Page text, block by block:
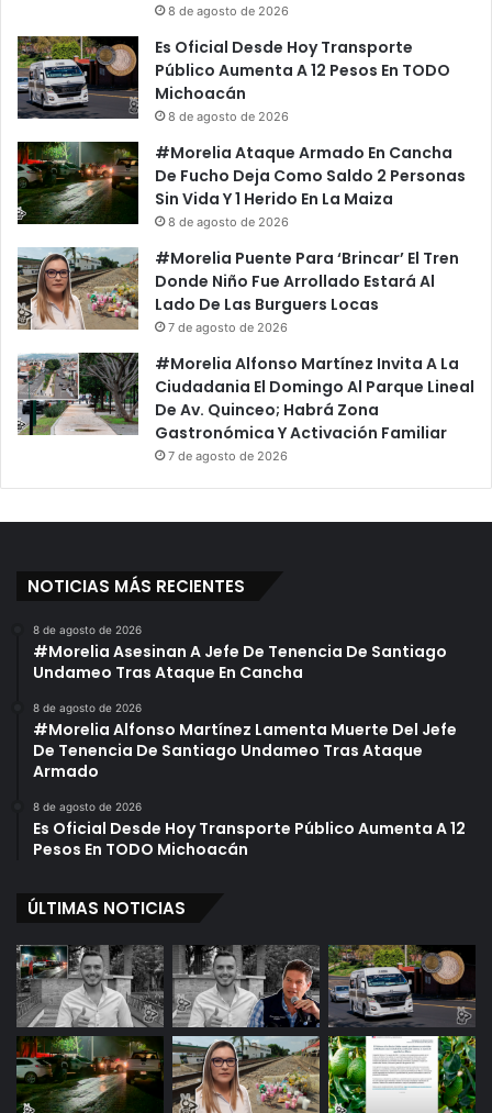
8 de agosto de 2026
Es Oficial Desde Hoy Transporte
Público Aumenta A 12 Pesos En TODO
Michoacán
8 de agosto de 2026
#Morelia Ataque Armado En Cancha
De Fucho Deja Como Saldo 2 Personas
Sin Vida Y 1 Herido En La Maiza
8 de agosto de 2026
#Morelia Puente Para ‘Brincar’ El Tren
Donde Niño Fue Arrollado Estará Al
Lado De Las Burguers Locas
7 de agosto de 2026
#Morelia Alfonso Martínez Invita A La
Ciudadania El Domingo Al Parque Lineal
De Av. Quinceo; Habrá Zona
Gastronómica Y Activación Familiar
7 de agosto de 2026
NOTICIAS MÁS RECIENTES
8 de agosto de 2026
#Morelia Asesinan A Jefe De Tenencia De Santiago
Undameo Tras Ataque En Cancha
8 de agosto de 2026
#Morelia Alfonso Martínez Lamenta Muerte Del Jefe
De Tenencia De Santiago Undameo Tras Ataque
Armado
8 de agosto de 2026
Es Oficial Desde Hoy Transporte Público Aumenta A 12
Pesos En TODO Michoacán
ÚLTIMAS NOTICIAS